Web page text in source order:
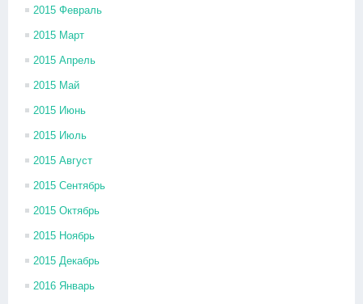
2015 Февраль
2015 Март
2015 Апрель
2015 Май
2015 Июнь
2015 Июль
2015 Август
2015 Сентябрь
2015 Октябрь
2015 Ноябрь
2015 Декабрь
2016 Январь